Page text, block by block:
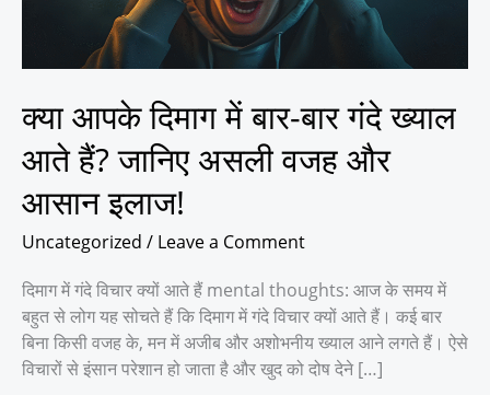
क्या आपके दिमाग में बार-बार गंदे ख्याल
आते हैं? जानिए असली वजह और
आसान इलाज!
Uncategorized / Leave a Comment
दिमाग में गंदे विचार क्यों आते हैं mental thoughts: आज के समय में
बहुत से लोग यह सोचते हैं कि दिमाग में गंदे विचार क्यों आते हैं। कई बार
बिना किसी वजह के, मन में अजीब और अशोभनीय ख्याल आने लगते हैं। ऐसे
विचारों से इंसान परेशान हो जाता है और खुद को दोष देने […]
हैं?
असली
वजह
और
आसान